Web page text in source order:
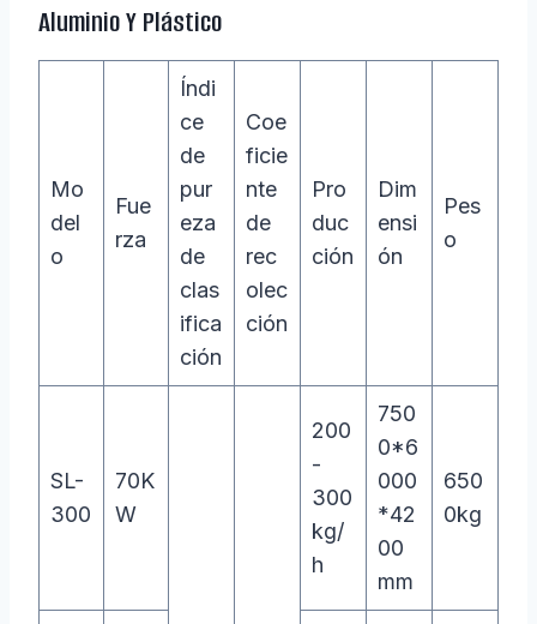
Aluminio Y Plástico
Mo
del
o
Fue
rza
Índi
ce
de
pur
eza
de
clas
ifica
ción
Coe
ficie
nte
de
rec
olec
ción
Pro
duc
ción
Dim
ensi
ón
Pes
o
SL-
300
70K
W
200
-
300
kg/
h
750
0*6
000
*42
00
mm
650
0kg